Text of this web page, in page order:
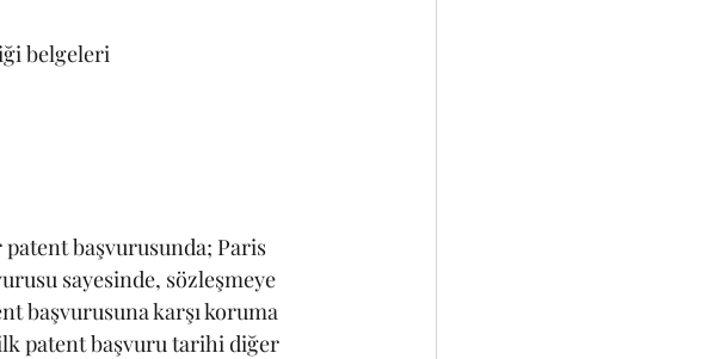
belgeleri
patent başvurusunda; Paris
sayesinde, sözleşmeye
başvurusuna karşı koruma
patent başvuru tarihi diğer